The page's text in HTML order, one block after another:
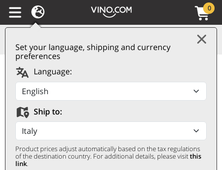
Set your language, shipping and currency
preferences
Language:
Ship to:
Product prices adjust automatically based on the tax regulations
of the destination country. For additional details, please visitthis
link.
0
Bourgogne Côte d'Or
AOC Pinot Noir 2022
Pierrick Bouley
PIERRICK BOULEY
0,75 ℓ